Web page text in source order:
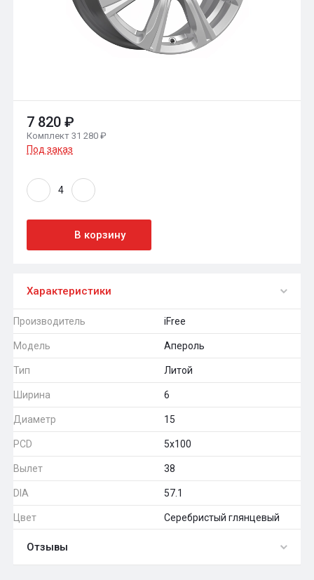
7 820 ₽
Комплект 31 280 ₽
Под заказ
В корзину
Характеристики
Производитель iFree
Модель Апероль
Тип Литой
Ширина 6
Диаметр 15
PCD 5x100
Вылет 38
DIA 57.1
Цвет Серебристый глянцевый
Отзывы